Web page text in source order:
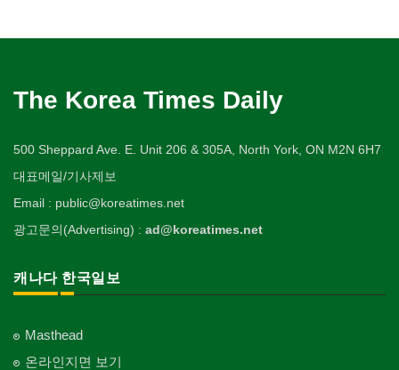
The Korea Times Daily
500 Sheppard Ave. E. Unit 206 & 305A, North York, ON M2N 6H7
대표메일/기사제보
Email : public@koreatimes.net
광고문의(Advertising) : ad@koreatimes.net
캐나다 한국일보
Masthead
온라인지면 보기